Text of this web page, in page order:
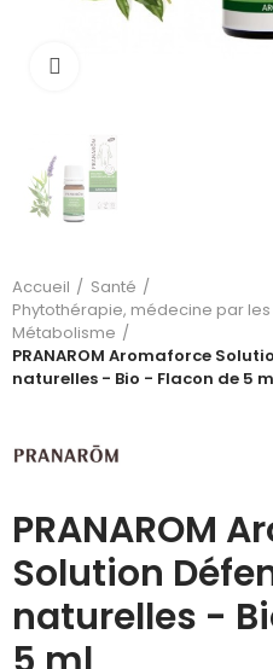
Accueil
Santé
Phytothérapie, médecine par
Métabolisme
PRANAROM Aromaforce
naturelles - Bio - Flacon de 5
PRANAROM
Solution
naturelles -